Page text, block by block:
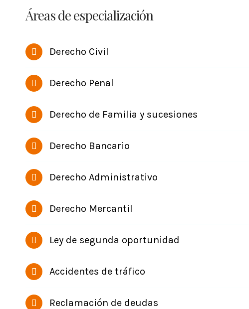
Áreas de especialización
Derecho Civil
Derecho Penal
Derecho de Familia y sucesiones
Derecho Bancario
Derecho Administrativo
Derecho Mercantil
Ley de segunda oportunidad
Accidentes de tráfico
Reclamación de deudas